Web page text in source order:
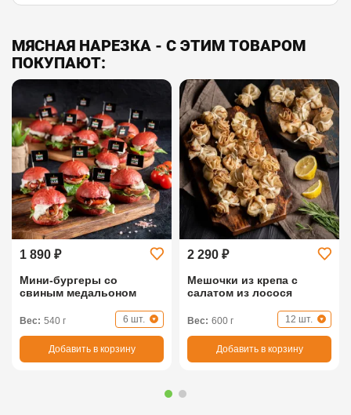
МЯСНАЯ НАРЕЗКА - С ЭТИМ ТОВАРОМ
ПОКУПАЮТ:
1 890 ₽
Мини-бургеры со
свиным медальоном
Вес: 540 г 6 шт.
Добавить в корзину
2 290 ₽
Мешочки из крепа с
салатом из лосося
Вес: 600 г 12 шт.
Добавить в корзину